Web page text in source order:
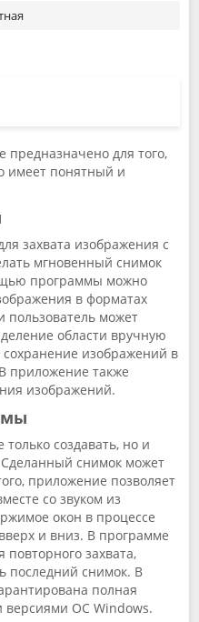
предназначено для того,
имеет понятный и
захвата изображения с
мгновенный снимок
программы можно
в форматах
пользователь может
области вручную
изображений в
В приложение также
изображений.
создавать, но и
снимок может
приложение позволяет
со звуком из
окон в процессе
и вниз. В программе
захвата,
последний снимок. В
полная
версиями ОС Windows.